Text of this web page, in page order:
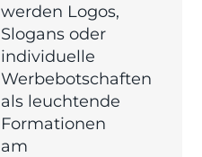
werden Logos,
Slogans oder
individuelle
Werbebotschaften
als leuchtende
Formationen
am